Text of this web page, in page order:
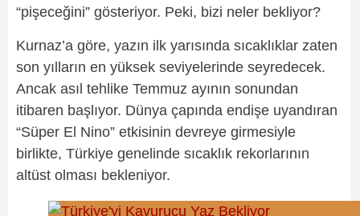
“pişeceğini” gösteriyor. Peki, bizi neler bekliyor?
Kurnaz’a göre, yazın ilk yarısında sıcaklıklar zaten
son yılların en yüksek seviyelerinde seyredecek.
Ancak asıl tehlike Temmuz ayının sonundan
itibaren başlıyor. Dünya çapında endişe uyandıran
“Süper El Nino” etkisinin devreye girmesiyle
birlikte, Türkiye genelinde sıcaklık rekorlarının
altüst olması bekleniyor.